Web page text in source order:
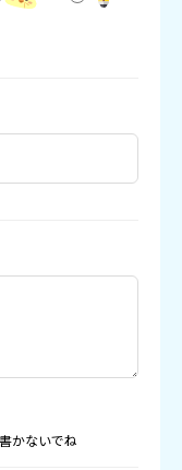
かないでね